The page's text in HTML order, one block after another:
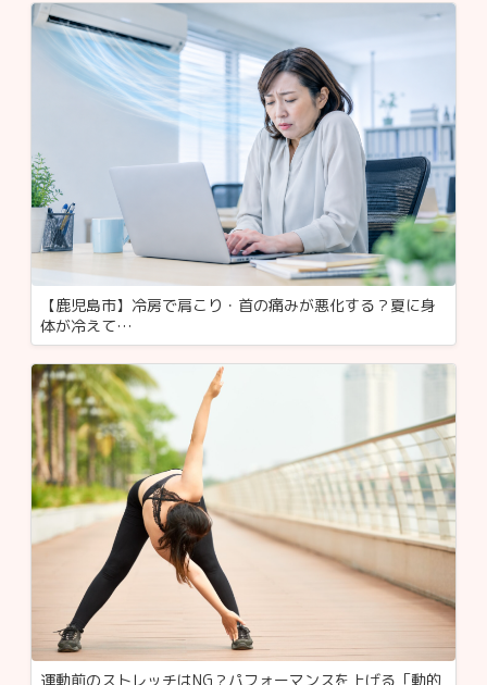
【鹿児島市】冷房で肩こり・首の痛みが悪化する？夏に身
体が冷えて…
運動前のストレッチはNG？パフォーマンスを上げる「動的